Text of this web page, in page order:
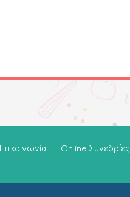
Επικοινωνία Online Συνεδρίες